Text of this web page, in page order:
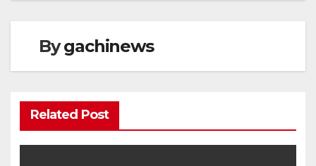
ョ
ン
Bygachinews
Related Post